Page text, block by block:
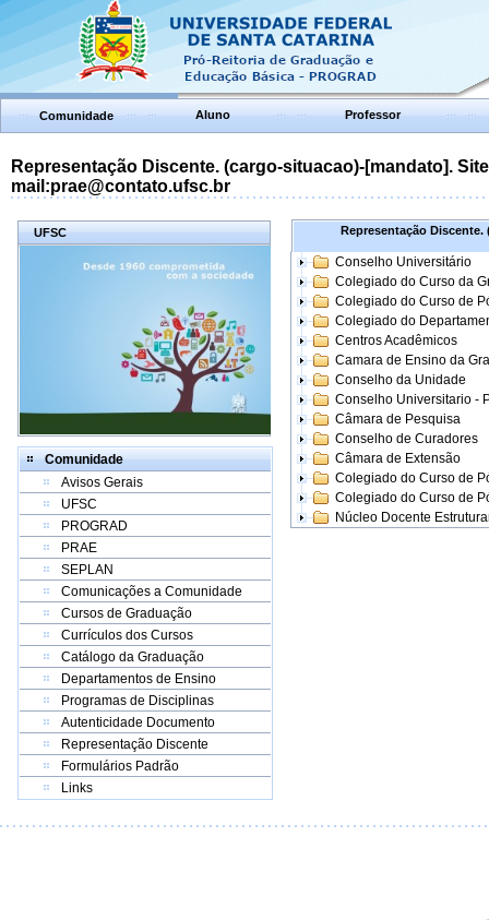
Comunidade Aluno Professor
Representação Discente. (cargo-situacao)-[mandato].
mail:prae@contato.ufsc.br
UFSC
Comunidade
Avisos Gerais
UFSC
PROGRAD
PRAE
SEPLAN
Comunicações a Comunidade
Cursos de Graduação
Currículos dos Cursos
Catálogo da Graduação
Departamentos de Ensino
Programas de Disciplinas
Autenticidade Documento
Representação Discente
Formulários Padrão
Links
Representação Discente.
Conselho Universitário
Colegiado do Curso da
Colegiado do Curso de
Colegiado do
Centros Acadêmicos
Camara de Ensino da
Conselho da Unidade
Conselho Universitario -
Câmara de Pesquisa
Conselho de Curadores
Câmara de Extensão
Colegiado do Curso de
Colegiado do Curso de
Núcleo Docente